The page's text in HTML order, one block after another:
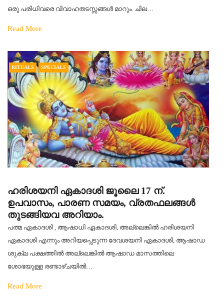
ഒരു പരിധിവരെ വിവാഹതടസ്സങ്ങൾ മാറും. ചില…
Read More
RITUALS SPECIALS
ഹരിശയനി ഏകാദശി ജൂലൈ 17 ന്.
ഉപവാസം, പാരണ സമയം, വ്രതഫലങ്ങൾ
തുടങ്ങിയവ അറിയാം.
പത്മ ഏകാദശി , ആഷാധി ഏകാദശി, അല്ലെങ്കിൽ ഹരിശയനി
ഏകാദശി എന്നും അറിയപ്പെടുന്ന ദേവശയനി ഏകാദശി, ആഷാഡ
ശുക്ല പക്ഷത്തിൽ അല്ലെങ്കിൽ ആഷാഡ മാസത്തിലെ
ശോഭയുള്ള രണ്ടാഴ്ചയിൽ…
Read More